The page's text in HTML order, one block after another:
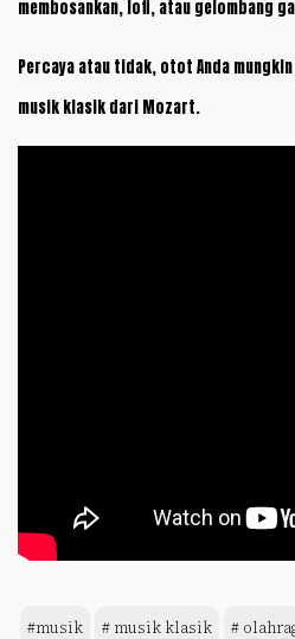
membosankan, lofi, atau gelombang
Percaya atau tidak, otot Anda
musik klasik dari Mozart.
#musik # musik klasik #